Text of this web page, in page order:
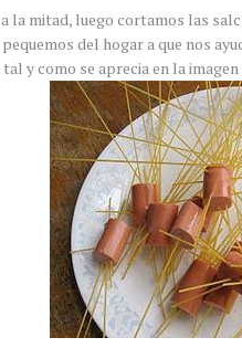
la mitad, luego cortamos las
del hogar a que nos
y como se aprecia en la imagen